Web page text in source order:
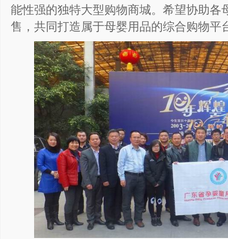
能性强的独特大型购物商城。希望协助各
售，共同打造属于母婴用品的综合购物平